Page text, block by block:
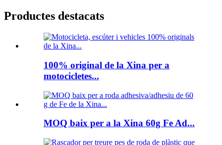
Productes destacats
100% original de la Xina per a
motocicletes...
MOQ baix per a la Xina 60g Fe Ad...